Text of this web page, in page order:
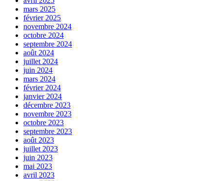
mars 2025
février 2025
novembre 2024
octobre 2024
septembre 2024
août 2024
juillet 2024
juin 2024
mars 2024
février 2024
janvier 2024
décembre 2023
novembre 2023
octobre 2023
septembre 2023
août 2023
juillet 2023
juin 2023
mai 2023
avril 2023